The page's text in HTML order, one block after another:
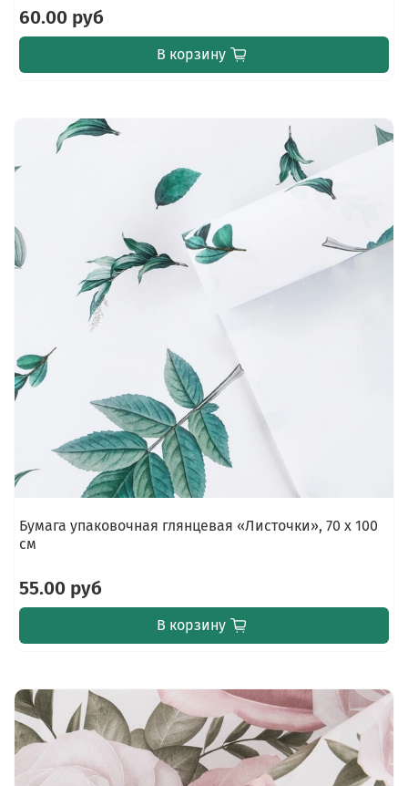
60.00 руб
В корзину
Бумага упаковочная глянцевая «Листочки», 70 х 100
см
55.00 руб
В корзину